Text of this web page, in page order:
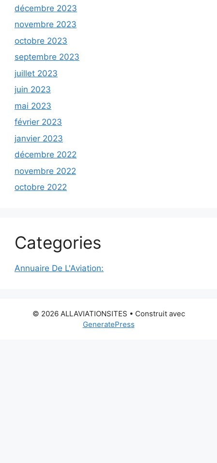
décembre 2023
novembre 2023
octobre 2023
septembre 2023
juillet 2023
juin 2023
mai 2023
février 2023
janvier 2023
décembre 2022
novembre 2022
octobre 2022
Categories
Annuaire De L'Aviation:
© 2026 ALLAVIATIONSITES • Construit avec
GeneratePress